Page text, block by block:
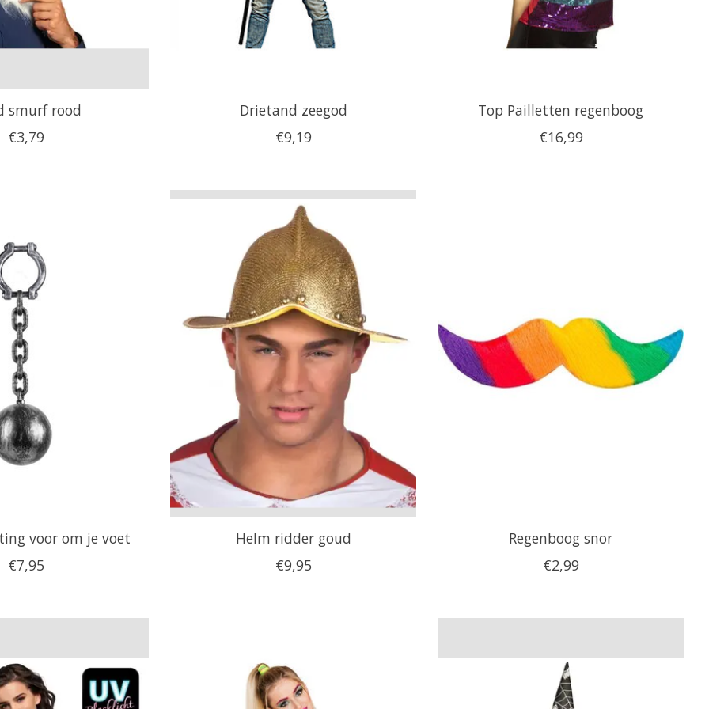
smurf rood
€3,79
Drietand zeegod
€9,19
Top Pailletten regenboog
€16,99
voor om je voet
€7,95
Helm ridder goud
€9,95
Regenboog snor
€2,99